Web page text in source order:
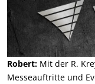
Robert: Mit der R.
Messeauftritte und